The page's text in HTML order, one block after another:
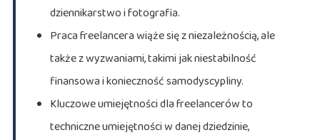
dziennikarstwo i fotografia.
Praca freelancera wiąże się z niezależnością, ale
także z wyzwaniami, takimi jak niestabilność
finansowa i konieczność samodyscypliny.
Kluczowe umiejętności dla freelancerów to
techniczne umiejętności w danej dziedzinie,